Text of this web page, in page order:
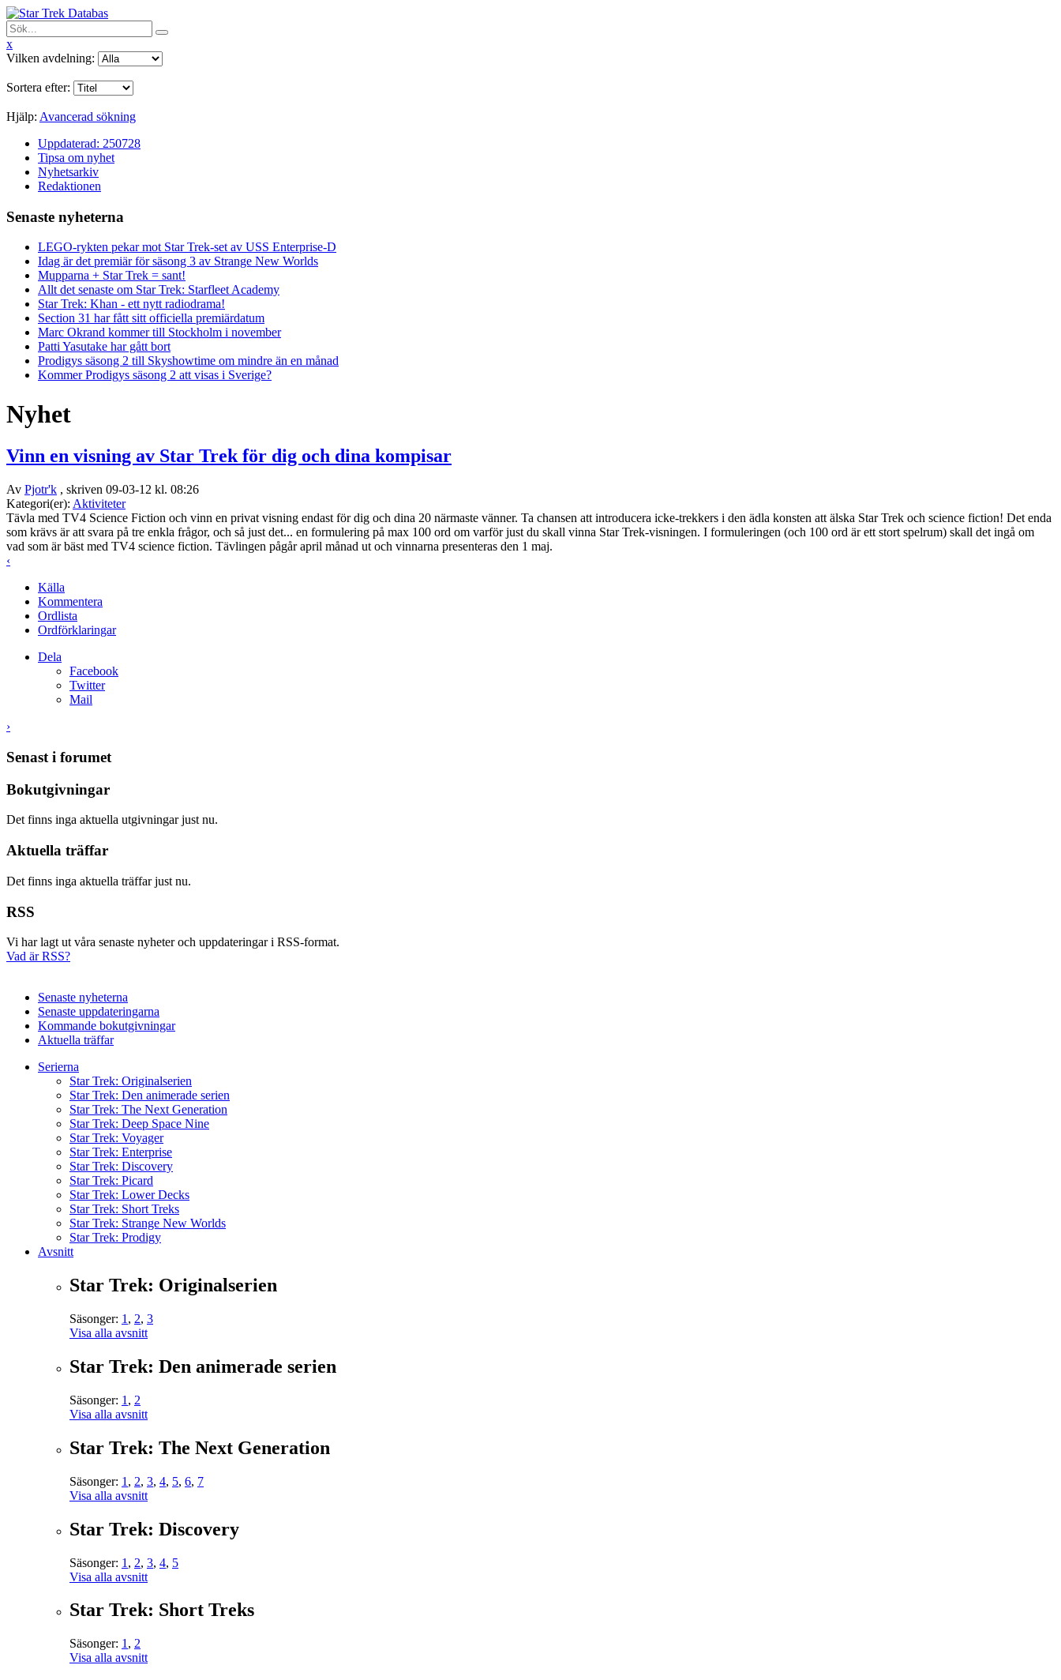
x
Vilken avdelning:
Sortera efter:
Hjälp: Avancerad sökning
Uppdaterad: 250728
Tipsa om nyhet
Nyhetsarkiv
Redaktionen
Senaste nyheterna
LEGO-rykten pekar mot Star Trek-set av USS Enterprise-D
Idag är det premiär för säsong 3 av Strange New Worlds
Mupparna + Star Trek = sant!
Allt det senaste om Star Trek: Starfleet Academy
Star Trek: Khan - ett nytt radiodrama!
Section 31 har fått sitt officiella premiärdatum
Marc Okrand kommer till Stockholm i november
Patti Yasutake har gått bort
Prodigys säsong 2 till Skyshowtime om mindre än en månad
Kommer Prodigys säsong 2 att visas i Sverige?
Nyhet
Vinn en visning av Star Trek för dig och dina kompisar
Av Pjotr'k , skriven 09-03-12 kl. 08:26
Kategori(er): Aktiviteter
Tävla med TV4 Science Fiction och vinn en privat visning endast för dig och dina 20 närmaste vänner. Ta chansen att introducera icke-trekkers i den ädla konsten att älska Star Trek och science fiction! Det enda
som krävs är att svara på tre enkla frågor, och så just det... en formulering på max 100 ord om varför just du skall vinna Star Trek-visningen. I formuleringen (och 100 ord är ett stort spelrum) skall det ingå om
vad som är bäst med TV4 science fiction. Tävlingen pågår april månad ut och vinnarna presenteras den 1 maj.
‹
Källa
Kommentera
Ordlista
Ordförklaringar
Dela
Facebook
Twitter
Mail
›
Senast i forumet
Bokutgivningar
Det finns inga aktuella utgivningar just nu.
Aktuella träffar
Det finns inga aktuella träffar just nu.
RSS
Vi har lagt ut våra senaste nyheter och uppdateringar i RSS-format.
Vad är RSS?
Senaste nyheterna
Senaste uppdateringarna
Kommande bokutgivningar
Aktuella träffar
Serierna
Star Trek: Originalserien
Star Trek: Den animerade serien
Star Trek: The Next Generation
Star Trek: Deep Space Nine
Star Trek: Voyager
Star Trek: Enterprise
Star Trek: Discovery
Star Trek: Picard
Star Trek: Lower Decks
Star Trek: Short Treks
Star Trek: Strange New Worlds
Star Trek: Prodigy
Avsnitt
Star Trek: Originalserien
Säsonger: 1 , 2, 3
Visa alla avsnitt
Star Trek: Den animerade serien
Säsonger: 1 , 2
Visa alla avsnitt
Star Trek: The Next Generation
Säsonger: 1 , 2, 3, 4, 5, 6, 7
Visa alla avsnitt
Star Trek: Discovery
Säsonger: 1 , 2, 3, 4, 5
Visa alla avsnitt
Star Trek: Short Treks
Säsonger: 1 , 2
Visa alla avsnitt